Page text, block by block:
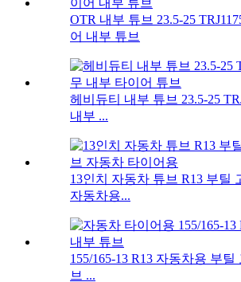
OTR 내부 튜브 23.5-25
어 내부 튜브
헤비듀티 내부 튜브 23.5-25
내부 ...
13인치 자동차 튜브 R13 부틸
자동차용...
155/165-13 R13 자동차용 부틸
브 ...